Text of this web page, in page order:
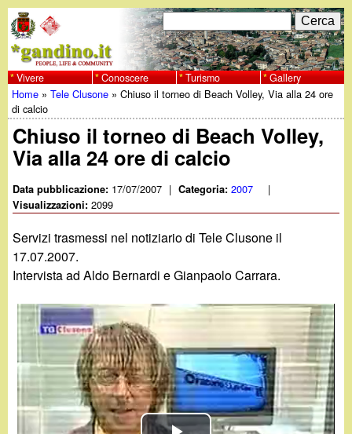
al
contenuto
principale
w
w
w
.
g
a
n
d
F
o
r
m
d
r
i
c
e
r
c
a
C
e
r
c
a
Vivere Conoscere Turismo Gallery
Tu
sei
qui
Home »Tele Clusone »Chiuso il torneo di Beach Volley, Via alla 24 ore
di calcio
Chiuso il torneo di Beach Volley,
Via alla 24 ore di calcio
Data pubblicazione: 17/07/2007 | Categoria:2007 |
Visualizzazioni:2099
Servizi trasmessi nel notiziario di Tele Clusone il
17.07.2007.
Intervista ad Aldo Bernardi e Gianpaolo Carrara.